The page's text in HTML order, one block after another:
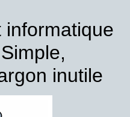
informatique
inutile